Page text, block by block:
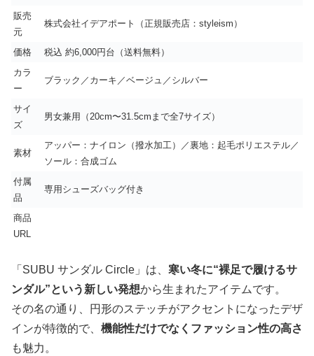
販売
元
株式会社イデアポート（正規販売店：styleism）
価格
税込 約6,000円台（送料無料）
カラ
ー
ブラック／カーキ／ベージュ／シルバー
サイ
ズ
男女兼用（20cm〜31.5cmまで全7サイズ）
素材
アッパー：ナイロン（撥水加工）／裏地：起毛ポリエステル／
ソール：合成ゴム
付属
品
専用シューズバッグ付き
商品
URL
「SUBU サンダル Circle」は、 寒い冬に“裸足で履けるサ
ンダル”という新しい発想から生まれたアイテムです。
その名の通り、円形のステッチがアクセントになったデザ
インが特徴的で、 機能性だけでなくファッション性の高さ
も魅力。